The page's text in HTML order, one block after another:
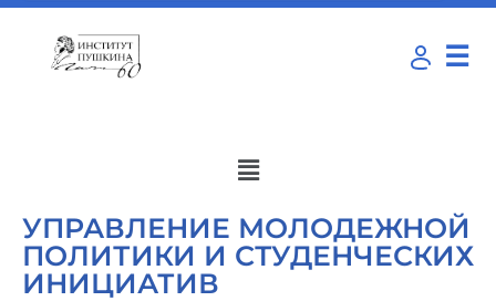
☰
УПРАВЛЕНИЕ МОЛОДЕЖНОЙ
ПОЛИТИКИ И СТУДЕНЧЕСКИХ
ИНИЦИАТИВ